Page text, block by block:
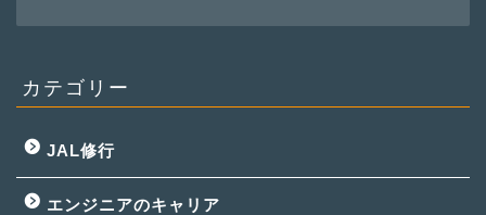
カテゴリー
JAL修行
エンジニアのキャリア